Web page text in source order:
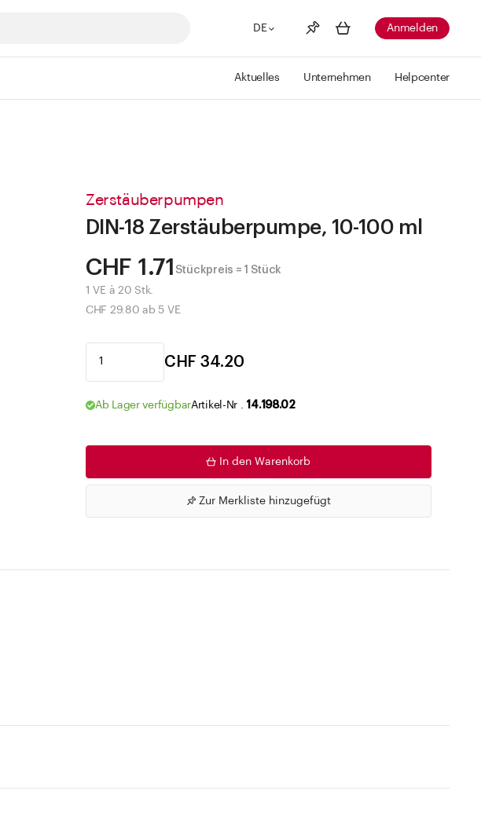
DE
Merkliste Mehr anzeigen
Anmelden
Aktuelles Unternehmen Helpcenter
Zerstäuberpumpen
DIN-18 Zerstäuberpumpe, 10-100 ml
CHF 1.71 Stückpreis = 1 Stück
1 VE à 20 Stk.
CHF 29.80 ab 5 VE
CHF 34.20
Ab Lager verfügbarArtikel-Nr . 14.198.02
In den Warenkorb
Zur Merkliste hinzugefügt